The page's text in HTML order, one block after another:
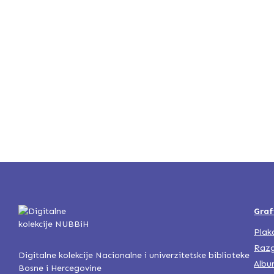
Digitalne kolekcije Nacionalne i univerzitetske biblioteke
Bosne i Hercegovine